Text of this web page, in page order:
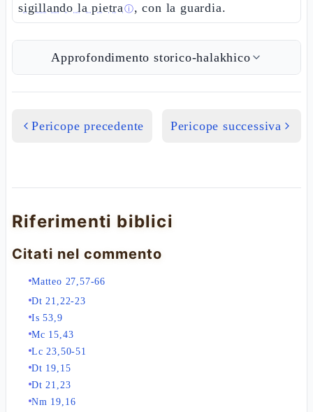
sigillando la pietraⓘ, con la guardia.
Approfondimento storico-halakhico
Pericope precedente Pericope successiva
Riferimenti biblici
Citati nel commento
Matteo 27,57-66
Dt 21,22-23
Is 53,9
Mc 15,43
Lc 23,50-51
Dt 19,15
Dt 21,23
Nm 19,16